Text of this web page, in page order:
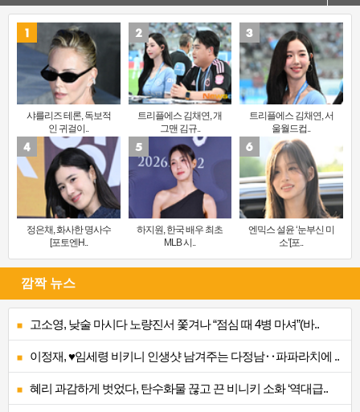
샤를리즈 테론, 독보적
인 귀걸이..
트리플에스 김채연, 개
그맨 김규..
트리플에스 김채연, 서
울월드컵..
정은채, 화사한 명사수
[포토엔H..
하지원, 한국 배우 최초
MLB 시..
엔믹스 설윤 ‘눈부신 미
소’[포..
깜짝 뉴스
고소영, 낮술 마시다 노량진서 쫓겨나 “점심 때 4병 마셔”(바..
이정재, ♥임세령 비키니 인생샷 남겨주는 다정남‥파파라치에 ..
혜리 과감하게 벗었다, 탄수화물 끊고 끈 비니키 소화 ‘역대급..